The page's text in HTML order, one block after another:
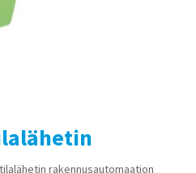
rakennusautomaation